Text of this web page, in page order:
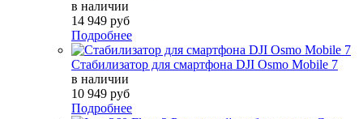
в наличии
14 949 руб
Подробнее
Стабилизатор для смартфона DJI Osmo Mobile 7
в наличии
10 949 руб
Подробнее